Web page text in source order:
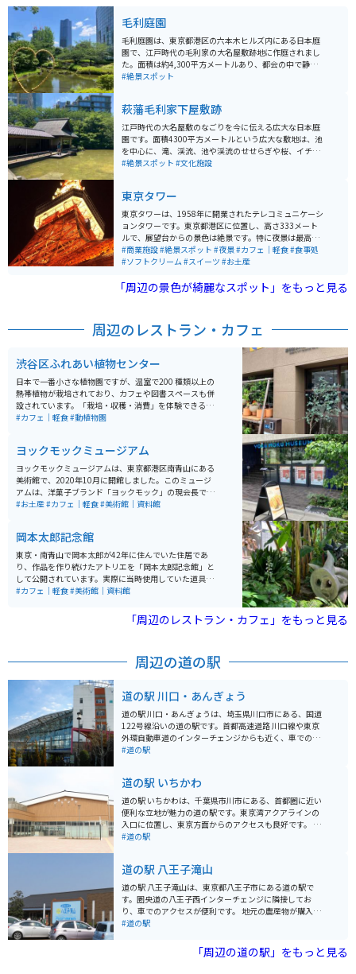
毛利庭園
毛利庭園は、東京都港区の六本木ヒルズ内にある日本庭
園で、江戸時代の毛利家の大名屋敷跡地に作庭されまし
た。面積は約4,300平方メートルあり、都会の中で静か
に自然を楽しめるスポットとして人気です。庭園内に
には桜、秋には紅葉が見事で、特に桜の季節には多くの
観光客が訪れます。夜にはライトアップされ、幻想的な
雰囲気が漂います。 また、毛利庭園は周囲の商業施設と
融合しており、庭園散策の後には六本木ヒルズ内のショ
ッピングやレストランを楽しむこともできます。庭園は
と便利な立地にあります。
#絶景スポット
萩藩毛利家下屋敷跡
江戸時代の大名屋敷のなごりを今に伝える広大な日本庭
園です。面積4300平方メートルという広大な敷地は、池
を中心に、滝、渓流、池や渓流のせせらぎや桜、イチョ
ウといった木々が配置され、春には桜、秋には紅葉と、
には、江戸時代の石垣の一部が残っており、歴史的な雰
囲気を感じることができます。
#絶景スポット #文化施設
東京タワー
東京タワーは、1958年に開業されたテレコミュニケーシ
ョンタワーです。東京都港区に位置し、高さ333メート
ルで、展望台からの景色は絶景です。特に夜景は最高で
す。近くにはカフェや軽食のできる場所もあり、一日中
楽しめます。
#商業施設#絶景スポット #夜景#カフェ｜軽食#食事処
#ソフトクリーム#スイーツ #お土産
「周辺の景色が綺麗なスポット」をもっと見る
周辺のレストラン・カフェ
渋谷区ふれあい植物センター
日本で一番小さな植物園ですが、温室で200 種類以上の
熱帯植物が栽培されており、カフェや図書スペースも併
設されています。「栽培・収穫・消費」を体験できる植
物園で、入館料は100円とリーズナブルです。身近に植
#カフェ｜軽食#動植物園
ヨックモックミュージアム
ヨックモックミュージアムは、東京都港区南青山にある
美術館で、2020年10月に開館しました。このミュージ
アムは、洋菓子ブランド「ヨックモック」の現会長であ
る藤縄利康氏が設立し、主にピカソのセラミックコレク
されています。ピカソの豊かで自由な発想が投影された
アート、スイーツのコラボイベント、アートセッション
を開催するなどイベントも充実しています。
#お土産#カフェ｜軽食#美術館｜資料館
岡本太郎記念館
東京・南青山で岡本太郎が42年に住んでいた住居であ
り、作品を作り続けたアトリエを「岡本太郎記念館」と
して公開されています。実際に当時使用していた道具や
作品を展示がされており、カフェや庭などもあり、企画
#カフェ｜軽食#美術館｜資料館
「周辺のレストラン・カフェ」をもっと見る
周辺の道の駅
道の駅 川口・あんぎょう
道の駅 川口・あんぎょうは、埼玉県川口市にある、国道
122号線沿いの道の駅です。首都高速道路 川口線や東京
外環自動車道のインターチェンジからも近く、車でのア
クセスが良好です。 地元農産物の直売所では、新鮮な野
の調理器具も販売しており、お土産に最適です。 また、
食事処では、地元産の食材を使用した料理を楽しむこと
ができます。おすすめは、新鮮な野菜をたっぷり使った
「あんぎょううどん」です。 バイクで訪れる場合、道の
駅に隣接する荒川河川敷には、広々とした無料駐車場が
は、荒川の土手沿いを走るサイクリングロードもあり、
サイクリングを楽しむこともできます。
#道の駅
道の駅 いちかわ
道の駅 いちかわは、千葉県市川市にある、首都圏に近い
便利な立地が魅力の道の駅です。東京湾アクアラインの
入口に位置し、東京方面からのアクセスも良好です。 地
元の新鮮な農産物が購入できる直売所は、道の駅 いちか
最適な品々が並びます。 また、レストランでは、地元産
の食材をふんだんに使った料理を楽しむことができま
す。東京湾を一望できる展望デッキも併設されており、
ドライブの休憩に最適です。 バイクで訪れる場合、道の
駅 いちかわには、広々とした駐車場が完備されているの
戸川や国府台など、自然豊かな観光スポットも点在して
#道の駅
道の駅 八王子滝山
道の駅 八王子滝山は、東京都八王子市にある道の駅で
す。圏央道の八王子西インターチェンジに隣接してお
り、車でのアクセスが便利です。 地元の農産物が購入で
きる「農産物直売所」や、地元食材を使った料理が楽し
憩に最適なスポットです。 特に、地元八王子産の新鮮な
野菜は人気が高く、旬の野菜を目当てに訪れる人も多く
#道の駅
「周辺の道の駅」をもっと見る